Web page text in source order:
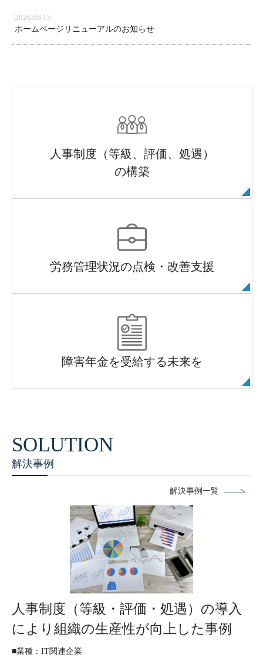
2026.06.15
ホームページリニューアルのお知らせ
人事制度（等級、評価、処遇）
の構築
労務管理状況の点検・改善支援
障害年金を受給する未来を
解決事例
解決事例一覧
人事制度（等級・評価・処遇）の導入
により組織の生産性が向上した事例
■業種：IT関連企業